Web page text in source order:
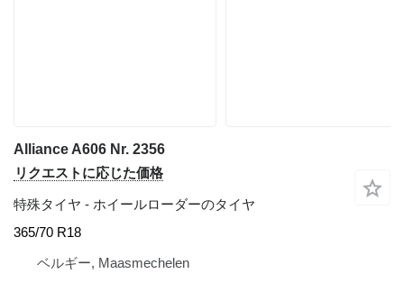
Alliance A606 Nr. 2356
リクエストに応じた価格
特殊タイヤ - ホイールローダーのタイヤ
365/70 R18
ベルギー, Maasmechelen